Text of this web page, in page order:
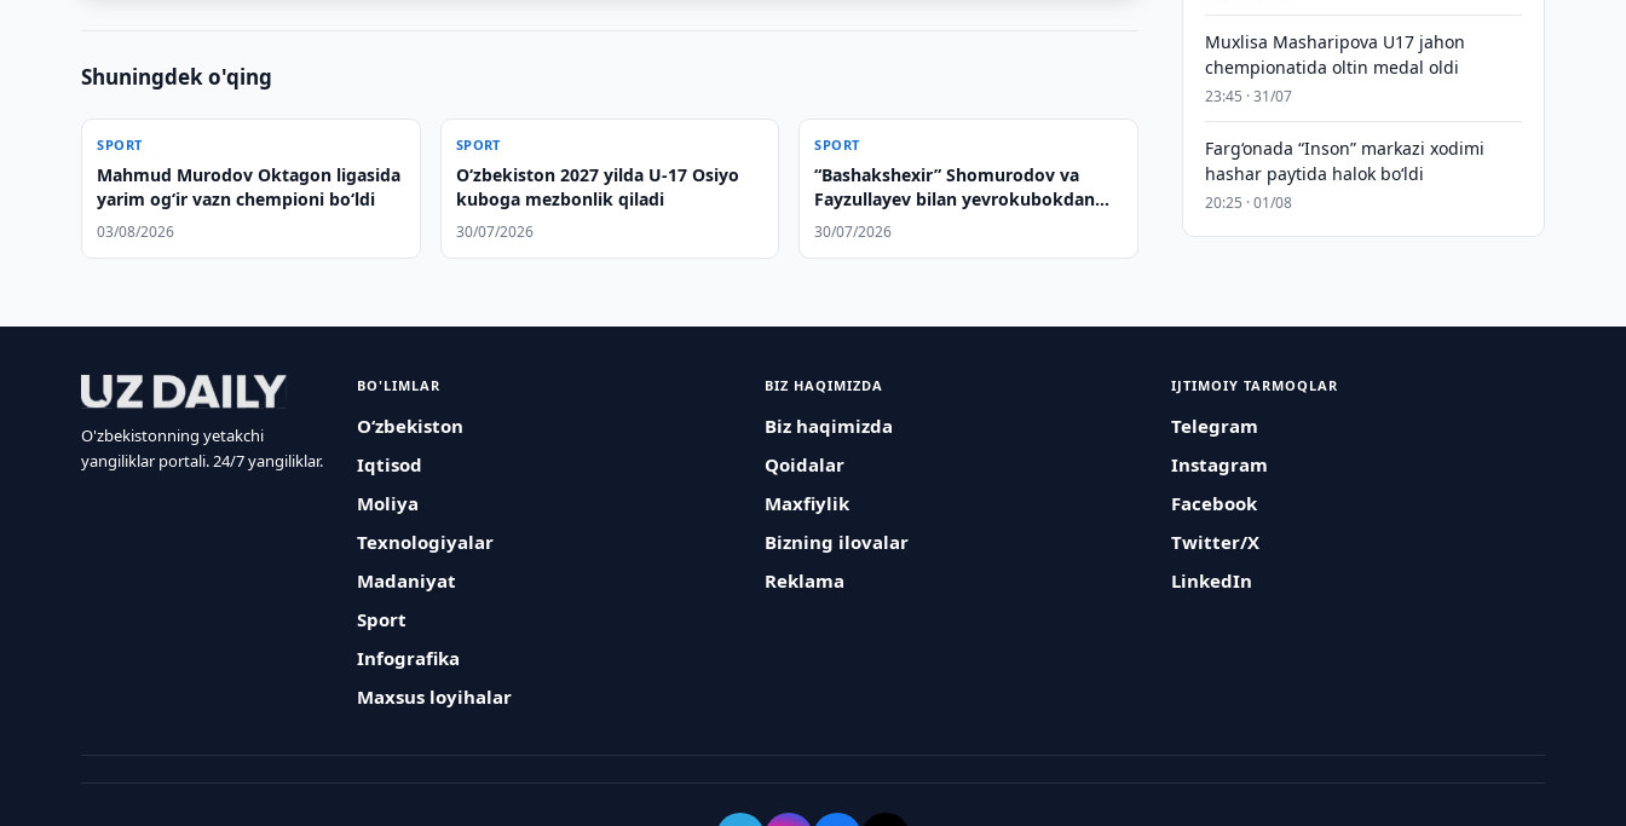
Shuningdek o'qing
SPORT
Mahmud Murodov Oktagon ligasida
yarim og‘ir vazn chempioni bo‘ldi
03/08/2026
SPORT
O‘zbekiston 2027 yilda U-17 Osiyo
kuboga mezbonlik qiladi
30/07/2026
SPORT
“Bashakshexir” Shomurodov va
Fayzullayev bilan yevrokubokdan
chiqdi
30/07/2026
Muxlisa Masharipova U17 jahon
chempionatida oltin medal oldi
23:45 · 31/07
Farg‘onada “Inson” markazi xodimi
hashar paytida halok bo‘ldi
20:25 · 01/08
O'zbekistonning yetakchi
yangiliklar portali. 24/7 yangiliklar.
BO'LIMLAR
O‘zbekiston
Iqtisod
Moliya
Texnologiyalar
Madaniyat
Sport
Infografika
Maxsus loyihalar
BIZ HAQIMIZDA
Biz haqimizda
Qoidalar
Maxfiylik
Bizning ilovalar
Reklama
IJTIMOIY TARMOQLAR
Telegram
Instagram
Facebook
Twitter/X
LinkedIn